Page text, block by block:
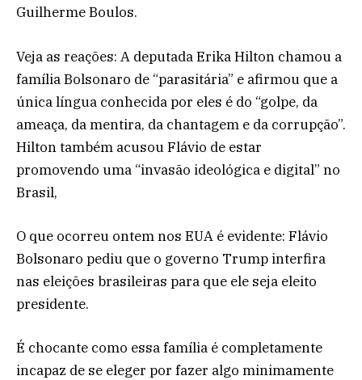
Guilherme Boulos.
Veja as reações: A deputada Erika Hilton chamou a
família Bolsonaro de “parasitária” e afirmou que a
única língua conhecida por eles é do “golpe, da
ameaça, da mentira, da chantagem e da corrupção”.
Hilton também acusou Flávio de estar
promovendo uma “invasão ideológica e digital” no
Brasil,
O que ocorreu ontem nos EUA é evidente: Flávio
Bolsonaro pediu que o governo Trump interfira
nas eleições brasileiras para que ele seja eleito
presidente.
É chocante como essa família é completamente
incapaz de se eleger por fazer algo minimamente